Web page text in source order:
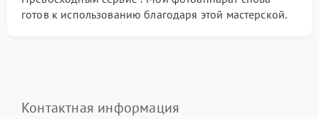
готов к использованию благодаря этой мастерской.
Контактная информация